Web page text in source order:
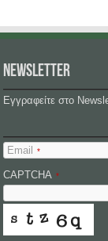
NEWSLETTER
Εγγραφείτε στο
Email *
CAPTCHA *